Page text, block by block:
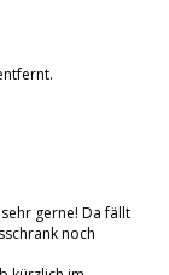
gerne! Da fällt
noch